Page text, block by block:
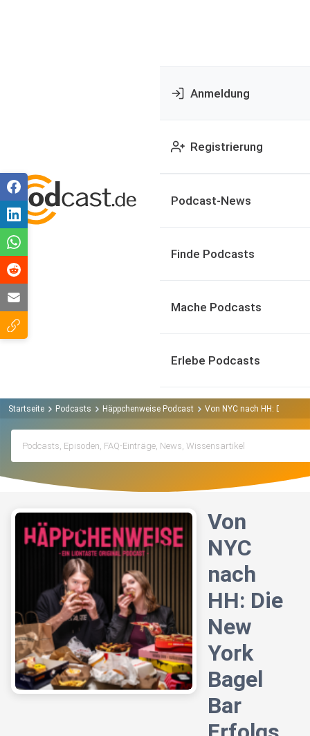
Anmeldung
Registrierung
Podcast-News
Finde Podcasts
Mache Podcasts
Erlebe Podcasts
Startseite Podcasts Häppchenweise Podcast Von NYC nach HH: Die
Von
NYC
nach
HH: Die
New
York
Bagel
Bar